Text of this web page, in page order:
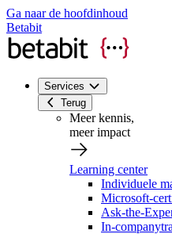
Ga naar de hoofdinhoud
Betabit
Services
Terug
Meer kennis,
meer impact
Learning center
Individuele
Microsoft-
Ask-the-
In-